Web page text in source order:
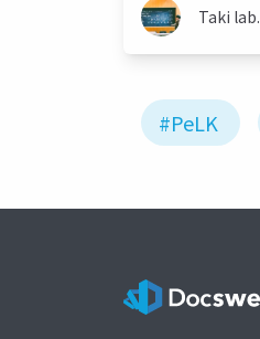
Taki lab.
#PeLK